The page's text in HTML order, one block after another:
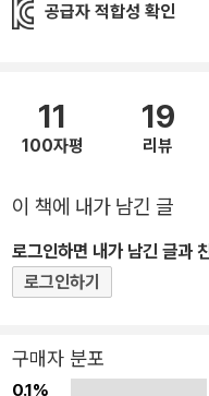
누적 130만 부 돌파! 화제의
있다. 이 시리즈는 학원물
지 시장에 마법과 환상, 스
간 독자들의 마음을 사로잡
적인 캐릭터, 과자 가게의 아
서 보여주는 인간의 욕심, 행
의 내용은 대중적이며 보편
교훈까지 <이상한 과자 가게 전천당>은 문장 호흡이 짧고 군더더기
없이 깔끔한 문체를 가졌다.
공급자 적합성 확인
11
100자평
19
리뷰
이 책에 내가 남긴 글
로그인하면 내가 남긴 글과
로그인하기
구매자 분포
0.1%